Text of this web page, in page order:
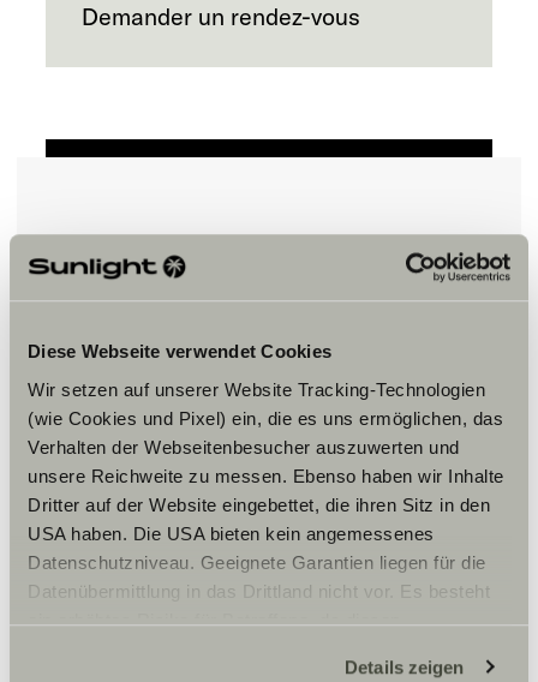
Diese Webseite verwendet Cookies
Wir setzen auf unserer Website Tracking-Technologien
(wie Cookies und Pixel) ein, die es uns ermöglichen, das
Verhalten der Webseitenbesucher auszuwerten und
unsere Reichweite zu messen. Ebenso haben wir Inhalte
Dritter auf der Website eingebettet, die ihren Sitz in den
USA haben. Die USA bieten kein angemessenes
Datenschutzniveau. Geeignete Garantien liegen für die
Datenübermittlung in das Drittland nicht vor. Es besteht
ein erhöhtes Risiko für Betroffene, da diesen
zustehen. Eingesetzte Dienstleister können Daten für
Details zeigen
Demander un rendez-vous
Horaires d'ouverture
Veuillez accepter les cookies pour
afficher le contenu.
Paramètre des cookies